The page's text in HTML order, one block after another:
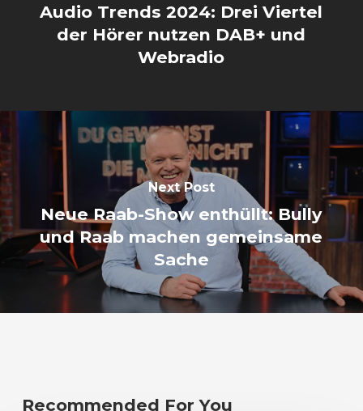
Audio Trends 2024: Drei Viertel
der Hörer nutzen DAB+ und
Webradio
Next Post
Neue Raab-Show enthüllt: Bully
und Raab machen gemeinsame
Sache
Recommended For You